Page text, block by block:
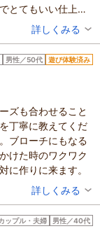
とてもいい仕上が
ー！！四条河原町
ーを作ろう！お友
歓迎！京都観光に
お一人さま 3,900円～
詳しくみる
男性／50代 遊び体験済み
ズも合わせること
丁寧に教えてくだ
ブローチにもなる
けた時のワクワク
に作りに来ます。
詳しくみる
ップル・夫婦 男性／40代